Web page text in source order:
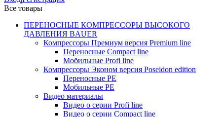
Все товары
ПЕРЕНОСНЫЕ КОМПРЕССОРЫ ВЫСОКОГО
ДАВЛЕНИЯ BAUER
Компрессоры Премиум версия Premium line
Переносные Compact line
Мобильные Profi line
Компрессоры Эконом версия Poseidon edition
Переносные PE
Мобильные PE
Видео материалы
Видео о серии Profi line
Видео о серии Compact line